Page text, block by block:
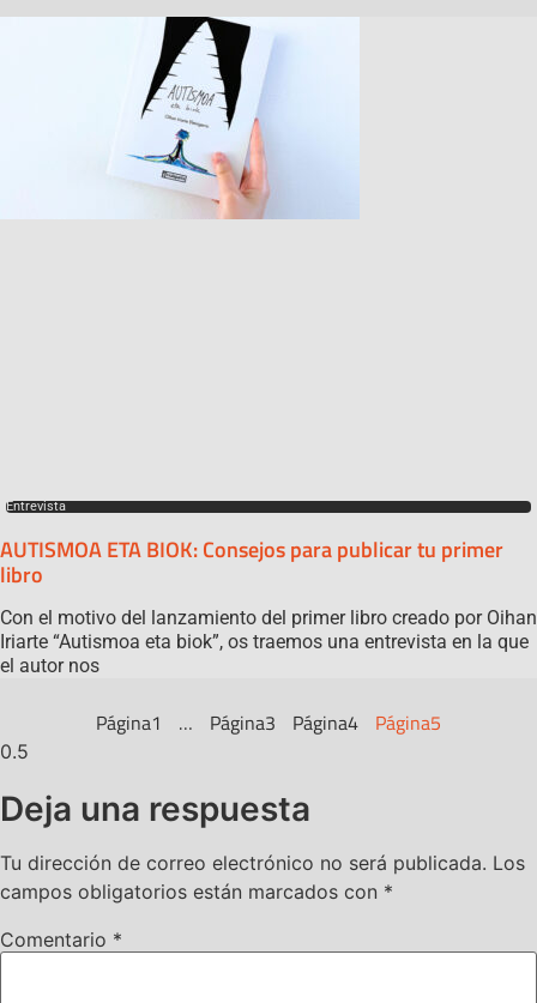
Entrevista
AUTISMOA ETA BIOK: Consejos para publicar tu primer
libro
Con el motivo del lanzamiento del primer libro creado por Oihan
Iriarte “Autismoa eta biok”, os traemos una entrevista en la que
el autor nos
Página1 … Página3 Página4 Página5
Deja una respuesta
Tu dirección de correo electrónico no será publicada. Los
campos obligatorios están marcados con *
Comentario *